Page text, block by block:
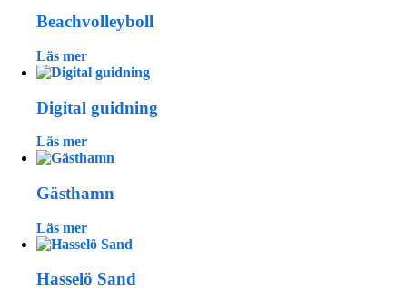
Beachvolleyboll
Läs mer
Digital guidning
Läs mer
Gästhamn
Läs mer
Hasselö Sand